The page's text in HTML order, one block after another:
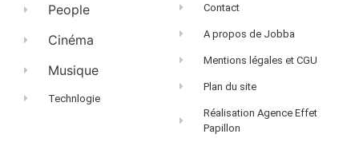
People
Cinéma
Musique
Technlogie
Contact
A propos de Jobba
Mentions légales et CGU
Plan du site
Réalisation Agence Effet
Papillon